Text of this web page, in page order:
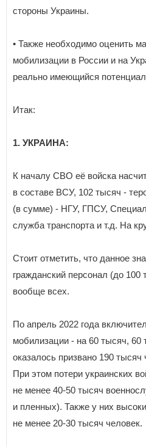
стороны Украины.
• Также необходимо оценить
мобилизации в России и на
реально имеющийся
Итак:
1. УКРАИНА:
К началу СВО её войска
в составе ВСУ, 102 тысяч -
(в сумме) - НГУ, ГПСУ,
служба транспорта и т.д. На
Стоит отметить, что данное
гражданский персонал (до 100
вообще всех.
По апрель 2022 года
мобилизации - на 60 тысяч, 60
оказалось призвано 190
При этом потери украинских
не менее 40-50 тысяч
и пленных). Также у них
не менее 20-30 тысяч человек.